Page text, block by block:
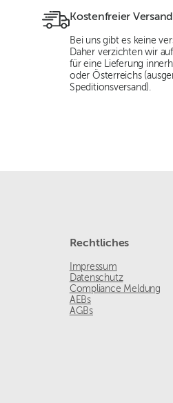
Kostenfreier Versand
Bei uns gibt es keine
Daher verzichten wir
für eine Lieferung
oder Österreichs
Speditionsversand).
Rechtliches
Impressum
Datenschutz
Compliance Meldung
AEBs
AGBs